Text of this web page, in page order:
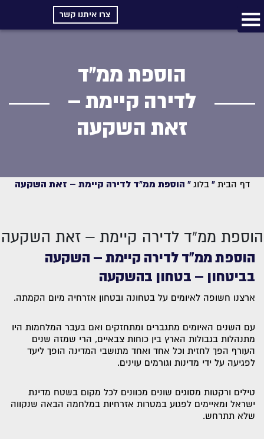
צרו איתנו קשר
הוספת ממ”ד
לדירה קיימת –
זאת השקעה
דף הבית »בלוג » הוספת ממ”ד לדירה קיימת – זאת השקעה
הוספת ממ”ד לדירה קיימת – זאת השקעה
הוספת ממ”ד לדירה קיימת – השקעה
בביטחון – בטחון בהשקעה
ארצנו חשופה לאיומים על בטחונה ובטחון אזרחיה מיום הקמתה.
עם השנים האיומים מתגברים ומתחזקים ואם בעבר המלחמות היו
מתנהלות בגבולות הארץ בין כוחות צבאיים, הרי שמזה שנים
העורף הפך לחזית וכל אחד ואחד מתושבי המדינה הופך ליעד
לפגיעה על ידי מדינות וגורמים עוינים.
טילים ורקטות מסוגים שונים מכוונים לכל מקום בשטח מדינת
ישראל ומאיימים לפגוע במטרות אזרחיות במלחמה הבאה שנקווה
שלא תתרחש.